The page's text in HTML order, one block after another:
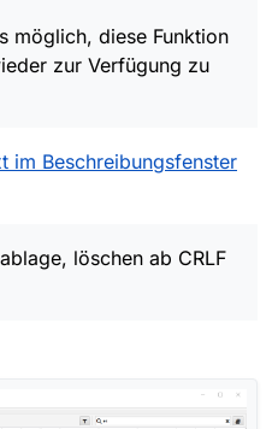
möglich, diese Funktion
zur Verfügung zu
im Beschreibungsfenster
löschen ab CRLF